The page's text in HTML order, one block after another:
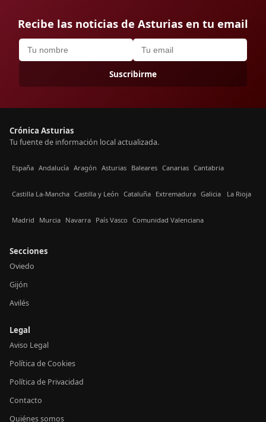
Recibe las noticias de Asturias en tu email
Suscribirme
Crónica Asturias
Tu fuente de información local actualizada.
España Andalucía Aragón Asturias Baleares Canarias Cantabria
Castilla La-Mancha Castilla y León Cataluña Extremadura Galicia La Rioja
Madrid Murcia Navarra País Vasco Comunidad Valenciana
Secciones
Oviedo
Gijón
Avilés
Legal
Aviso Legal
Política de Cookies
Política de Privacidad
Contacto
Quiénes somos